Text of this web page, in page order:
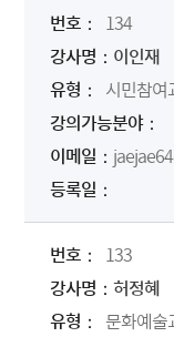
134
이인재
시민참여
133
허정혜
문화예술